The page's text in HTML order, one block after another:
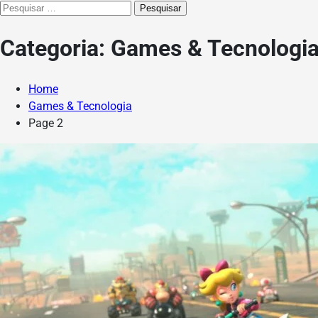
Pesquisar
Categoria: Games &
Home
Games & Tecnologia
Page 2